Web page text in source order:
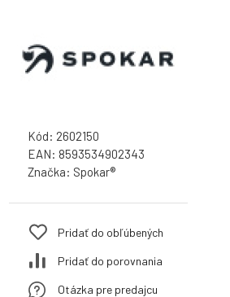
Kód: 2602150
EAN: 8593534902343
Značka: Spokar®
Pridať do obľúbených
Pridať do porovnania
Otázka pre predajcu